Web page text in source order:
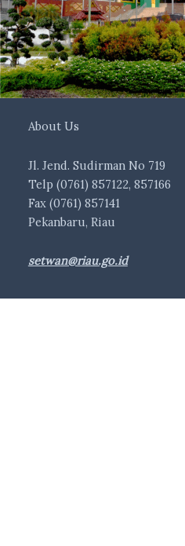
About Us
Jl. Jend. Sudirman No 719
Telp (0761) 857122, 857166
Fax (0761) 857141
Pekanbaru, Riau
setwan@riau.go.id